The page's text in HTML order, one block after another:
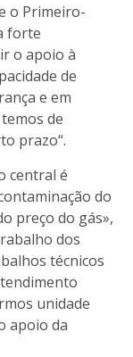
o Primeiro-
forte
o apoio à
de
e em
de
prazo“.
central é
do
preço do gás»,
dos
técnicos
unidade
apoio da